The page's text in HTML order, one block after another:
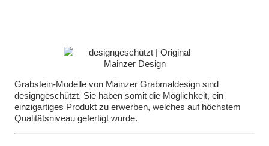
Grabstein-Modelle von Mainzer Grabmaldesign sind
designgeschützt. Sie haben somit die Möglichkeit, ein
einzigartiges Produkt zu erwerben, welches auf höchstem
Qualitätsniveau gefertigt wurde.